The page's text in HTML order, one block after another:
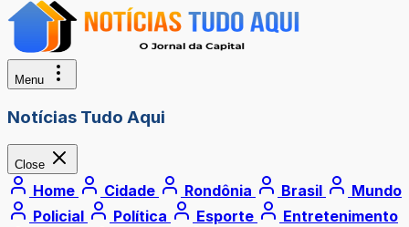
Menu
Notícias Tudo Aqui
Close
Home Cidade Rondônia Brasil
Mundo
Policial
Política Esporte
Entretenimento